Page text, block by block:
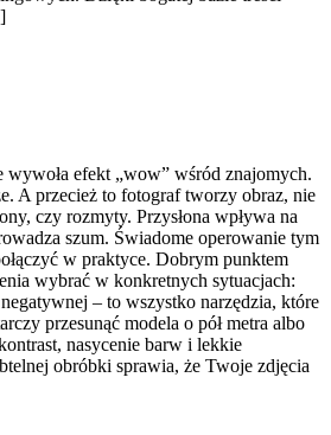
efekt „wow” wśród znajomych.
A przecież to fotograf tworzy obraz, nie
czy rozmyty. Przysłona wpływa na
szum. Świadome operowanie tym
w praktyce. Dobrym punktem
wybrać w konkretnych sytuacjach:
– to wszystko narzędzia, które
przesunąć modela o pół metra albo
nasycenie barw i lekkie
obróbki sprawia, że Twoje zdjęcia